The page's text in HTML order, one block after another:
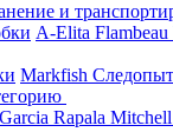
и
A-Elita Flambeau
Markfish Следопыт
Rapala Mitchell